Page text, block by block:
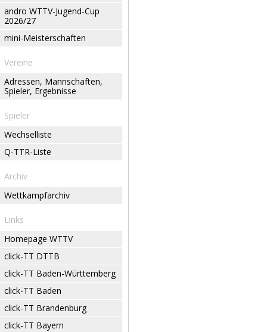
andro WTTV-Jugend-Cup
2026/27
mini-Meisterschaften
Vereine
Adressen, Mannschaften,
Spieler, Ergebnisse
Spieler
Wechselliste
Q-TTR-Liste
Archiv
Wettkampfarchiv
Links
Homepage WTTV
click-TT DTTB
click-TT Baden-Württemberg
click-TT Baden
click-TT Brandenburg
click-TT Bayern